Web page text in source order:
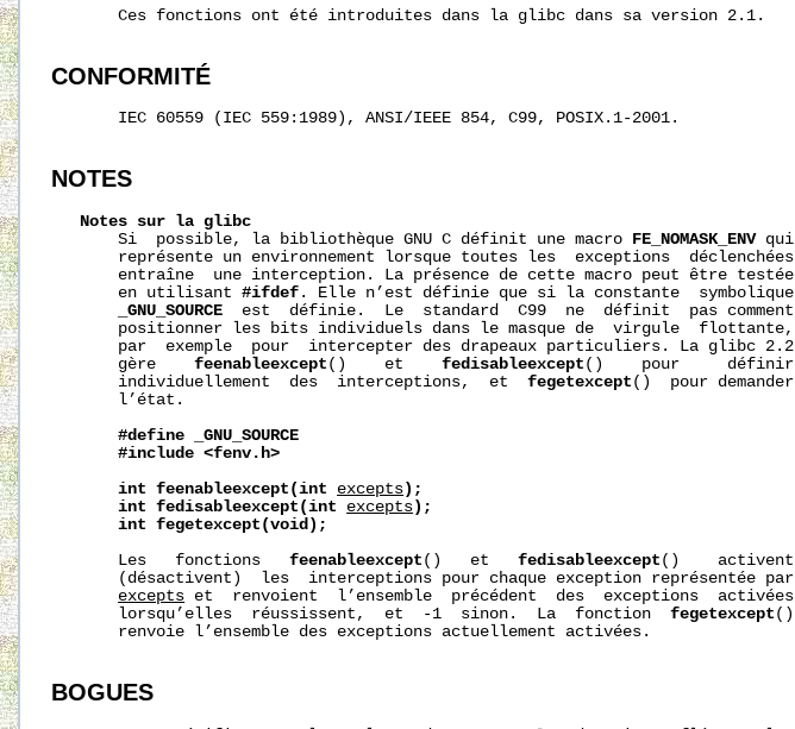
       Ces fonctions ont été introduites dans la glibc dans sa version 2.1.
CONFORMITÉ
       IEC 60559 (IEC 559:1989), ANSI/IEEE 854, C99, POSIX.1-2001.
NOTES
Notes sur la glibc
       Si  possible, la bibliothèque GNU C définit une macro
FE_NOMASK_ENV qui
       représente un environnement lorsque toutes les  exceptions  déclenchées
       entraîne  une interception. La présence de cette macro peut être testée
       en utilisant
#ifdef . Elle n’est définie que si la constante  symbolique
_GNU_SOURCE
  est  définie.  Le  standard  C99  ne  définit  pas comment
       positionner les bits individuels dans le masque de  virgule  flottante,
       par  exemple  pour  intercepter des drapeaux particuliers. La glibc 2.2
       gère
feenableexcept ()    et fedisableexcept ()    pour     définir
       individuellement  des  interceptions,  et
fegetexcept ()  pour demander
       l’état.
#define
_GNU_SOURCE
#include <fenv.h>
int
feenableexcept(int excepts );
int
fedisableexcept(int excepts );
int
fegetexcept(void);
       Les   fonctions
feenableexcept ()   et fedisableexcept ()    activent
       (désactivent)  les  interceptions pour chaque exception représentée par
excepts et  renvoient  l’ensemble  précédent  des  exceptions  activées
       lorsqu’elles  réussissent,  et  -1  sinon.  La  fonction
fegetexcept ()
       renvoie l’ensemble des exceptions actuellement activées.
BOGUES